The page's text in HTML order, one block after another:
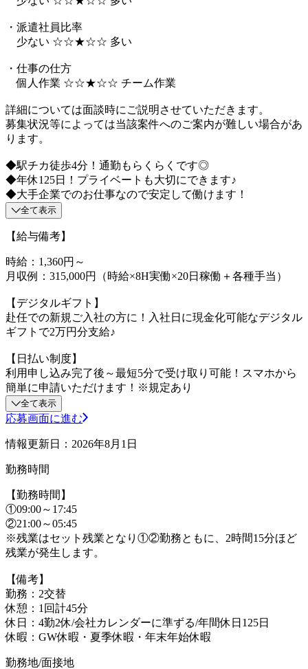
・派遣社員比率
少ない ☆☆★☆☆ 多い
・仕事の仕方
個人作業 ☆☆★☆☆ チーム作業
詳細については面談時にご説明させていただきます。
募集状況等によっては当該案件へのご案内が難しい場合があ
ります。
◆駅チカ徒歩4分！通勤もらくらくです◎
◆年休125日！プライベートも大切にできます♪
◆大手企業でのお仕事なので安定して働けます！
全て表示
【給与備考】
時給：1,360円～
月収例：315,000円（時給×8H実働×20日稼働＋各種手当）
【デジタルギフト】
赴任での新規ご入社の方に！入社日に現金化可能なデジタル
ギフトで2万円分支給♪
【日払い制度】
利用申し込み完了後～最短5分で受け取り可能！スマホから
簡単に申請いただけます！※規定あり
全て表示
応募画面に進む
情報更新日：2026年8月1日
勤務時間
【勤務時間】
①09:00～17:45
②21:00～05:45
※残業はセット残業となり①②勤務ともに、2時間15分ほど
残業が発生します。
【備考】
勤務：2交替
休憩：1回計45分
休日：4勤2休/会社カレンダーに準ずる/年間休日125日
休暇：GW休暇・夏季休暇・年末年始休暇
勤務地/面接地